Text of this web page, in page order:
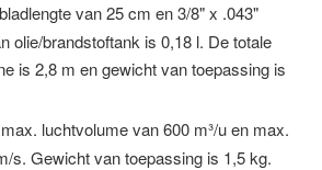
van 25 cm en 3/8" x .043"
olie/brandstoftank is 0,18 l. De totale
is 2,8 m en gewicht van toepassing is
luchtvolume van 600 m³/u en max.
s. Gewicht van toepassing is 1,5 kg.